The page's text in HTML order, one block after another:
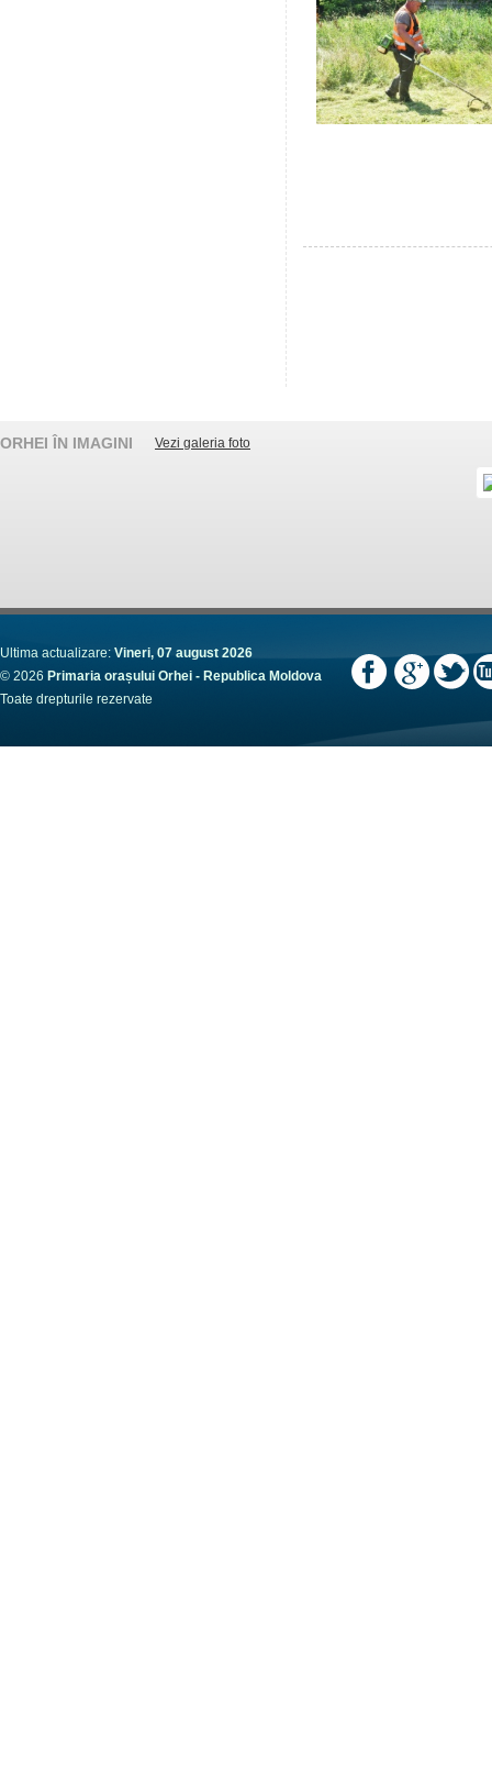
ORHEI ÎN IMAGINI Vezi galeria foto
Ultima actualizare: Vineri, 07 august 2026
© 2026 Primaria orașului Orhei - Republica Moldova
Toate drepturile rezervate